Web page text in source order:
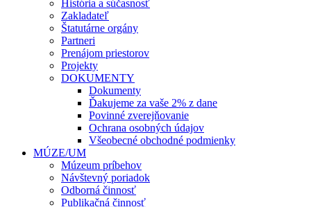
História a súčasnosť
Zakladateľ
Štatutárne orgány
Partneri
Prenájom priestorov
Projekty
DOKUMENTY
Dokumenty
Ďakujeme za vaše 2% z dane
Povinné zverejňovanie
Ochrana osobných údajov
Všeobecné obchodné podmienky
MÚZE/UM
Múzeum príbehov
Návštevný poriadok
Odborná činnosť
Publikačná činnosť